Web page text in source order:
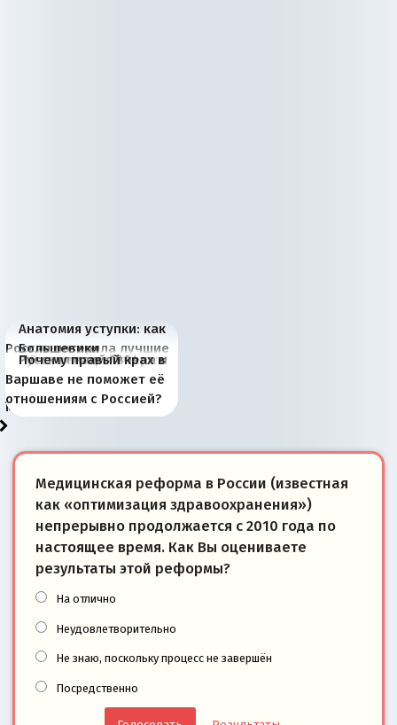
Анатомия уступки: как
Россия потеряла лучшие
рыбопромысловые
районы Баренцева
моря
Большевики
отличаются от «Яблока»
тем, что они -
победители
Киевская марионетка
Запада рассказала о
«переобувании» хозяев
В России назрели
перемены: 15 шагов к
суверенной экономике
Миграционный пожар
Европы
Россия начинает
сбрасывать балласт
Анкориджа
Россия зимой 1904
года: первые уступки во
внутренней политике
Русская нация вчера и
сегодня
Почему правый крах в
Варшаве не поможет её
отношениям с Россией?
Медицинская реформа в России (известная
как «оптимизация здравоохранения»)
непрерывно продолжается с 2010 года по
настоящее время. Как Вы оцениваете
результаты этой реформы?
На отлично
Неудовлетворительно
Не знаю, поскольку процесс не завершён
Посредственно